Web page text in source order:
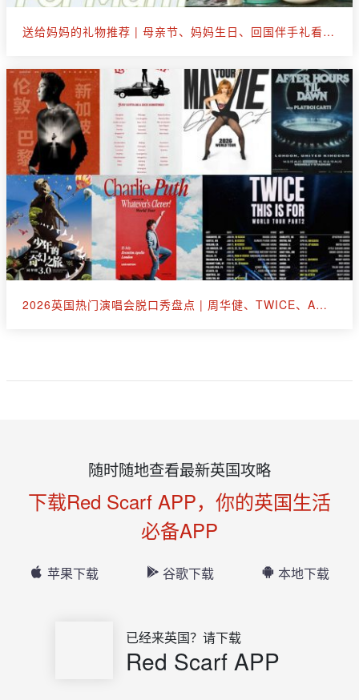
送给妈妈的礼物推荐 | 母亲节、妈妈生日、回国伴手礼看这篇就够了
2026英国热门演唱会脱口秀盘点 | 周华健、TWICE、A妹、断眉、王嘉尔
随时随地查看最新英国攻略
下载Red Scarf APP，你的英国生活
必备APP
苹果下载 谷歌下载 本地下载
已经来英国？请下载
Red Scarf APP